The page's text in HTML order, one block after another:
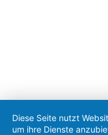
Diese Seite nutzt
um ihre Dienste